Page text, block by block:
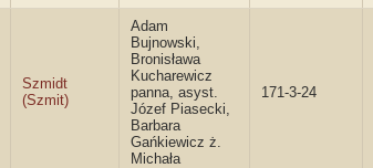
Szmidt
(Szmit)
Adam
Bujnowski,
Bronisława
Kucharewicz
panna, asyst.
Józef Piasecki,
Barbara
Gańkiewicz ż.
Michała
171-3-24